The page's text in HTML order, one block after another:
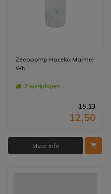
Zeeppomp Haceka Marmer
Wit
7 werkdagen
15,13
12,50
Meer info